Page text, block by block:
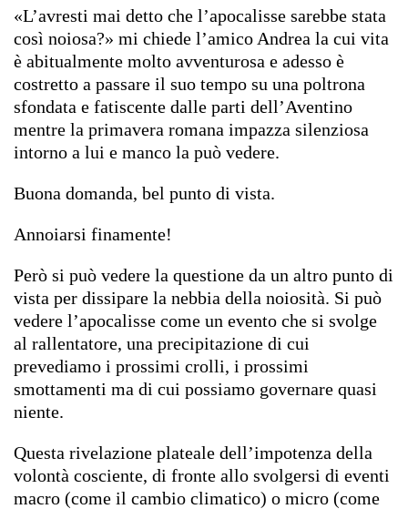
«L’avresti mai detto che l’apocalisse sarebbe stata
così noiosa?» mi chiede l’amico Andrea la cui vita
è abitualmente molto avventurosa e adesso è
costretto a passare il suo tempo su una poltrona
sfondata e fatiscente dalle parti dell’Aventino
mentre la primavera romana impazza silenziosa
intorno a lui e manco la può vedere.
Buona domanda, bel punto di vista.
Annoiarsi finamente!
Però si può vedere la questione da un altro punto di
vista per dissipare la nebbia della noiosità. Si può
vedere l’apocalisse come un evento che si svolge
al rallentatore, una precipitazione di cui
prevediamo i prossimi crolli, i prossimi
smottamenti ma di cui possiamo governare quasi
niente.
Questa rivelazione plateale dell’impotenza della
volontà cosciente, di fronte allo svolgersi di eventi
macro (come il cambio climatico) o micro (come